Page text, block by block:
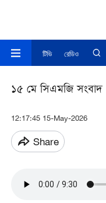
টিভি রেডিও
১৫ মে সিএমজি সংবাদ
12:17:45 15-May-2026
Share